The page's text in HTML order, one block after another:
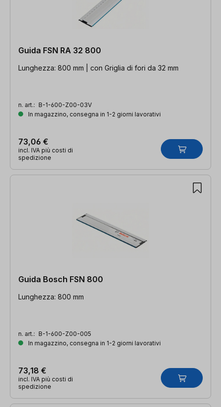
Guida FSN RA 32 800
Lunghezza: 800 mm | con Griglia di fori da 32 mm
n. art.: B-1-600-Z00-03V
In magazzino, consegna in 1-2 giorni lavorativi
73,06 €
incl. IVA più costi di
spedizione
Guida Bosch FSN 800
Lunghezza: 800 mm
n. art.: B-1-600-Z00-005
In magazzino, consegna in 1-2 giorni lavorativi
73,18 €
incl. IVA più costi di
spedizione